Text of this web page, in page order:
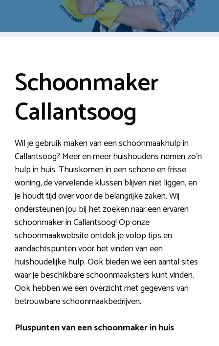
Schoonmaker
Callantsoog
Wil je gebruik maken van een schoonmaakhulp in
Callantsoog? Meer en meer huishoudens nemen zo’n
hulp in huis. Thuiskomen in een schone en frisse
woning, de vervelende klussen blijven niet liggen, en
je houdt tijd over voor de belangrijke zaken. Wij
ondersteunen jou bij het zoeken naar een ervaren
schoonmaker in Callantsoog! Op onze
schoonmaakwebsite ontdek je volop tips en
aandachtspunten voor het vinden van een
huishoudelijke hulp. Ook bieden we een aantal sites
waar je beschikbare schoonmaaksters kunt vinden.
Ook hebben we een overzicht met gegevens van
betrouwbare schoonmaakbedrijven.
Pluspunten van een schoonmaker in huis